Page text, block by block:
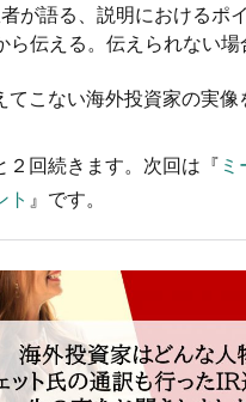
が語る、説明におけるポ
ら伝える。伝えられない場
てこない海外投資家の実像
２回続きます。次回は『
ト 』です。